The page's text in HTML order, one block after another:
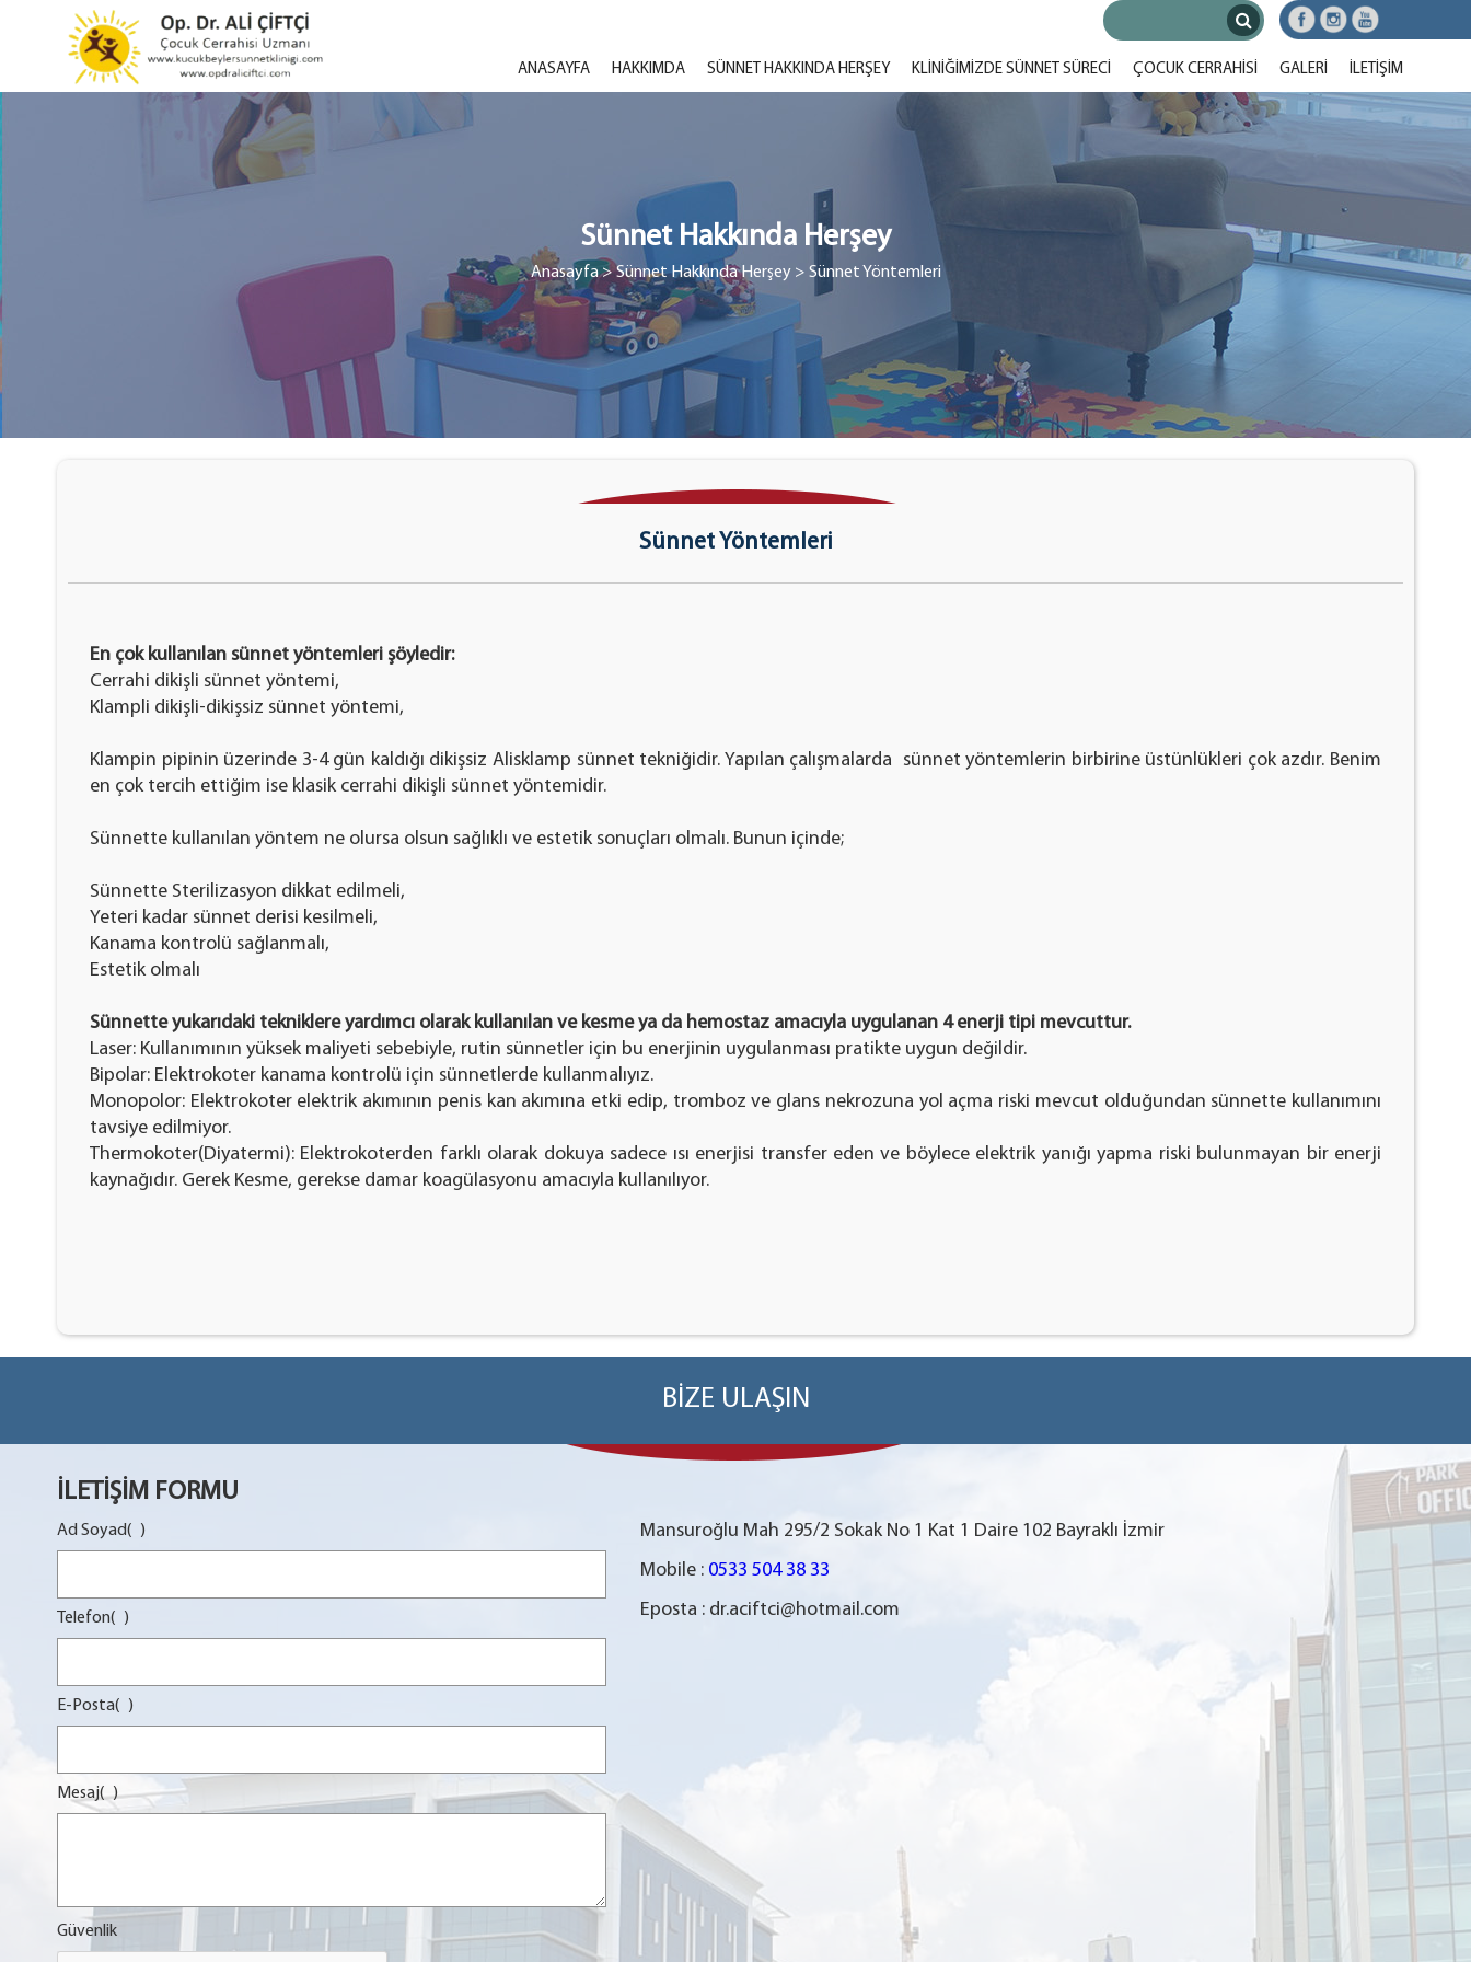
ANASAYFA HAKKIMDA SÜNNET HAKKINDA HERŞEY KLINIĞIMIZDE SÜNNET SÜRECI ÇOCUK CERRAHISI GALERI İLETIŞIM
Sünnet Hakkında Herşey
Anasayfa> Sünnet Hakkında Herşey > Sünnet Yöntemleri
Sünnet Yöntemleri
En çok kullanılan sünnet yöntemleri şöyledir:
Cerrahi dikişli sünnet yöntemi,
Klampli dikişli-dikişsiz sünnet yöntemi,
Klampin pipinin üzerinde 3-4 gün kaldığı dikişsiz Alisklamp sünnet tekniğidir. Yapılan çalışmalarda sünnet yöntemlerin birbirine üstünlükleri çok azdır. Benim
en çok tercih ettiğim ise klasik cerrahi dikişli sünnet yöntemidir.
Sünnette kullanılan yöntem ne olursa olsun sağlıklı ve estetik sonuçları olmalı. Bunun içinde;
Sünnette Sterilizasyon dikkat edilmeli,
Yeteri kadar sünnet derisi kesilmeli,
Kanama kontrolü sağlanmalı,
Estetik olmalı
Sünnette yukarıdaki tekniklere yardımcı olarak kullanılan ve kesme ya da hemostaz amacıyla uygulanan 4 enerji tipi mevcuttur.
Laser: Kullanımının yüksek maliyeti sebebiyle, rutin sünnetler için bu enerjinin uygulanması pratikte uygun değildir.
Bipolar: Elektrokoter kanama kontrolü için sünnetlerde kullanmalıyız.
Monopolor: Elektrokoter elektrik akımının penis kan akımına etki edip, tromboz ve glans nekrozuna yol açma riski mevcut olduğundan sünnette kullanımını
tavsiye edilmiyor.
Thermokoter(Diyatermi): Elektrokoterden farklı olarak dokuya sadece ısı enerjisi transfer eden ve böylece elektrik yanığı yapma riski bulunmayan bir enerji
kaynağıdır. Gerek Kesme, gerekse damar koagülasyonu amacıyla kullanılıyor.
BİZE ULAŞIN
İLETİŞİM FORMU
Ad Soyad( )
Telefon( )
E-Posta( )
Mesaj( )
Güvenlik
Mansuroğlu Mah 295/2 Sokak No 1 Kat 1 Daire 102 Bayraklı İzmir
Mobile : 0533 504 38 33
Eposta : dr.aciftci@hotmail.com